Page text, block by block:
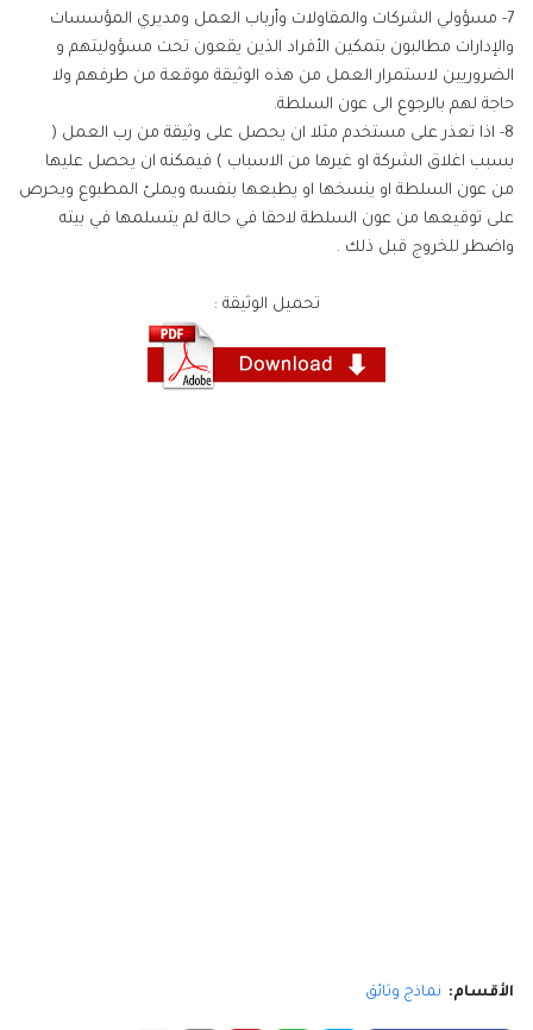
7- مسؤولي الشركات والمقاولات وأرباب العمل ومديري المؤسسات
والإدارات مطالبون بتمكين الأفراد الذين يقعون تحت مسؤوليتهم و
الضروريين لاستمرار العمل من هذه الوثيقة موقعة من طرفهم ولا
حاجة لهم بالرجوع الى عون السلطة.
8- اذا تعذر على مستخدم مثلا ان يحصل على وثيقة من رب العمل (
بسبب اغلاق الشركة او غيرها من الاسباب ) فيمكنه ان يحصل عليها
من عون السلطة او ينسخها او يطبعها بنفسه ويملئ المطبوع ويحرص
على توقيعها من عون السلطة لاحقا في حالة لم يتسلمها في بيته
واضطر للخروج قبل ذلك .
تحميل الوثيقة :
الأقسام: نماذج وثائق